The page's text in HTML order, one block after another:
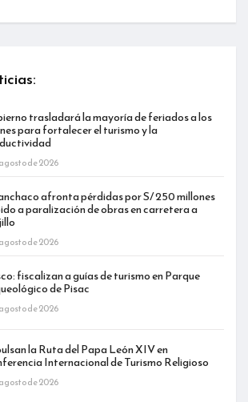
trasladará la mayoría de feriados a los
para fortalecer el turismo y la
de 2026
afronta pérdidas por S/ 250 millones
a paralización de obras en carretera a
de 2026
fiscalizan a guías de turismo en Parque
de Pisac
de 2026
la Ruta del Papa León XIV en
Internacional de Turismo Religioso
de 2026